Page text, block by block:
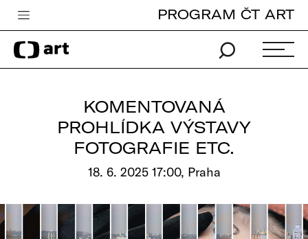
Česká televize
Zpravodajství
edu
Vše o ČT
PROGRAM ČT ART
KOMENTOVANÁ
PROHLÍDKA VÝSTAVY
FOTOGRAFIE ETC.
18. 6. 2025 17:00, Praha